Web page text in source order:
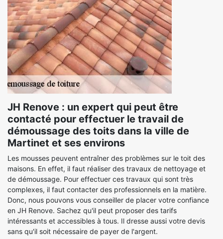
JH Renove : un expert qui peut être
contacté pour effectuer le travail de
démoussage des toits dans la ville de
Martinet et ses environs
Les mousses peuvent entraîner des problèmes sur le toit des
maisons. En effet, il faut réaliser des travaux de nettoyage et
de démoussage. Pour effectuer ces travaux qui sont très
complexes, il faut contacter des professionnels en la matière.
Donc, nous pouvons vous conseiller de placer votre confiance
en JH Renove. Sachez qu'il peut proposer des tarifs
intéressants et accessibles à tous. Il dresse aussi votre devis
sans qu'il soit nécessaire de payer de l'argent.